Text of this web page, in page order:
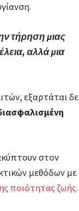
τήρηση μιας
αλλά μια
εξαρτάται δε
στον
μεθόδων με
ποιότητας ζωής.